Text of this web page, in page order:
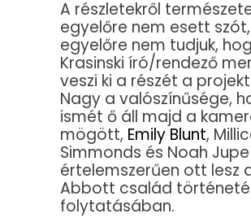
A részletekről
egyelőre nem esett
egyelőre nem tudjuk,
Krasinski író/rendező
veszi ki a részét a
Nagy a valószínűsége,
ismét ő áll majd a
mögött, Emily Blunt,
Simmonds és Noah
értelemszerűen ott lesz
Abbott család
folytatásában.